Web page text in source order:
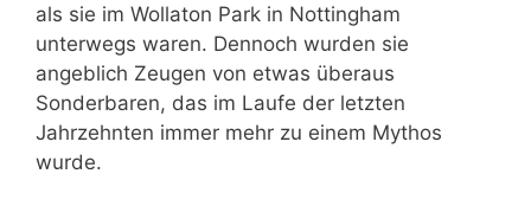
als sie im Wollaton Park in Nottingham
unterwegs waren. Dennoch wurden sie
angeblich Zeugen von etwas überaus
Sonderbaren, das im Laufe der letzten
Jahrzehnten immer mehr zu einem Mythos
wurde.